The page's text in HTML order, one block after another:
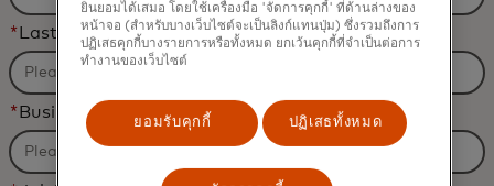
* Last Name
* Business Email Address
ยินยอมได้เสมอ โดยใช้เครื่องมือ 'จัดการคุกกี้' ที่ด้านล่างของ
หน้าจอ (สำหรับบางเว็บไซต์จะเป็นลิงก์แทนปุ่ม) ซึ่งรวมถึงการ
ปฏิเสธคุกกี้บางรายการหรือทั้งหมด ยกเว้นคุกกี้ที่จำเป็นต่อการ
ทำงานของเว็บไซต์
ยอมรับคุกกี้ ปฏิเสธทั้งหมด